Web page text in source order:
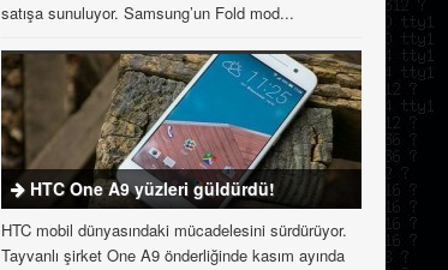
satışa sunuluyor. Samsung’un Fold mod...
HTC One A9 yüzleri güldürdü!
HTC mobil dünyasındaki mücadelesini sürdürüyor.
Tayvanlı şirket One A9 önderliğinde kasım ayında